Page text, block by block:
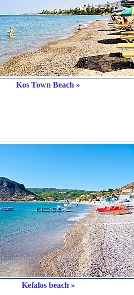
Kos Town Beach »
Kefalos beach »